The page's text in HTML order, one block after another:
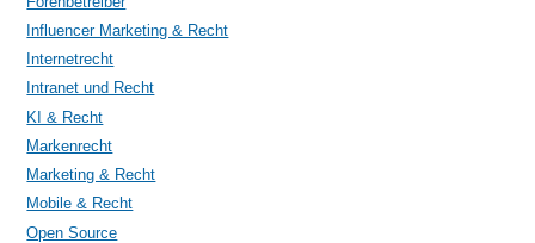
Influencer Marketing & Recht
Internetrecht
Intranet und Recht
KI & Recht
Markenrecht
Marketing & Recht
Mobile & Recht
Open Source